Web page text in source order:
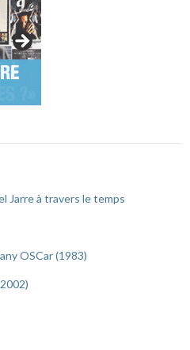
Jarre à travers le temps
OSCar (1983)